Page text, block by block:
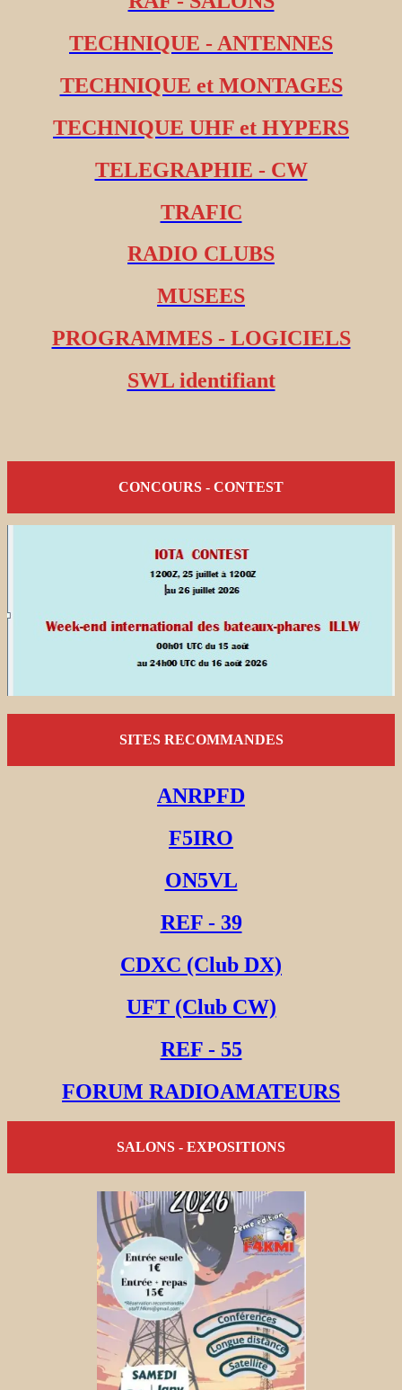
TECHNIQUE - ANTENNES
TECHNIQUE et MONTAGES
TECHNIQUE UHF et HYPERS
TELEGRAPHIE - CW
TRAFIC
RADIO CLUBS
MUSEES
PROGRAMMES - LOGICIELS
SWL identifiant
CONCOURS - CONTEST
SITES RECOMMANDES
ANRPFD
F5IRO
ON5VL
REF - 39
CDXC (Club DX)
UFT (Club CW)
REF - 55
FORUM RADIOAMATEURS
SALONS - EXPOSITIONS